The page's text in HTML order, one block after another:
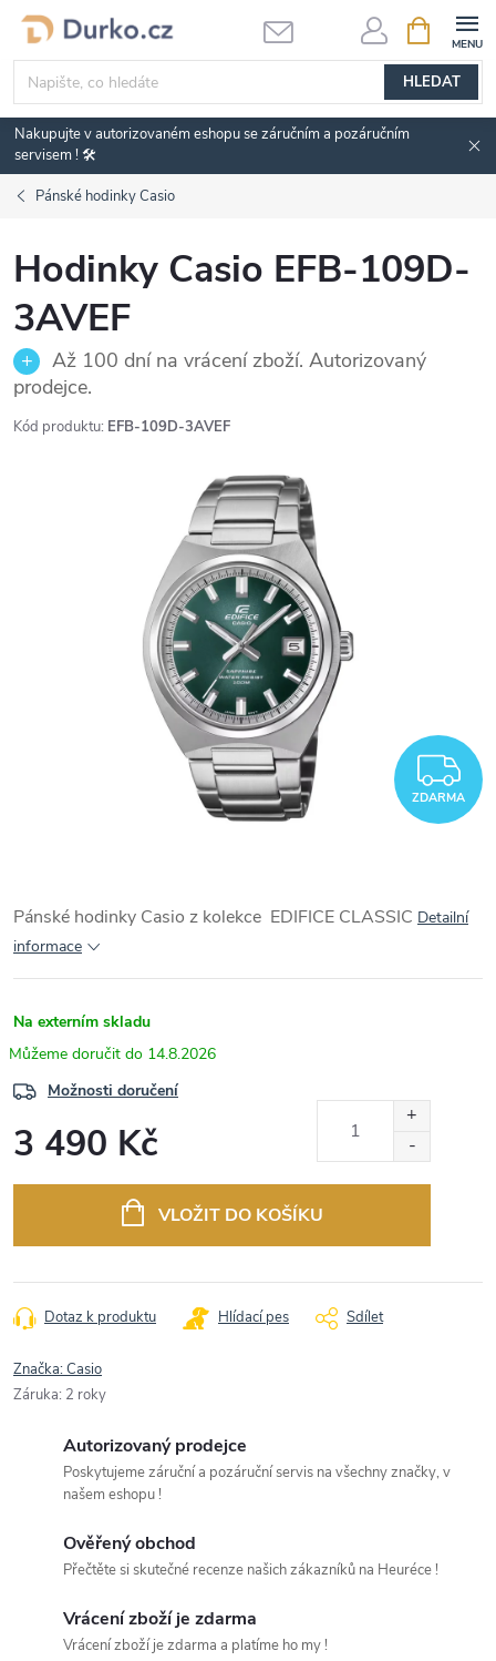
Přejít
obsah
HLEDAT
NÁKUPNÍ
KOŠÍK
Nakupujte v autorizovaném eshopu se záručním a pozáručním
servisem ! 🛠️
Pánské hodinky Casio
Hodinky Casio EFB-109D-
3AVEF
Až 100 dní na vrácení zboží. Autorizovaný
prodejce.
Kód produktu: EFB-109D-3AVEF
ZDARMA
Pánské hodinky Casio z kolekce EDIFICE CLASSIC Detailní
informace
Na externím skladu
14.8.2026
Možnosti doručení
3 490 Kč
VLOŽIT DO KOŠÍKU
Dotaz k produktu Hlídací pes Sdílet
Značka:Casio
Záruka: 2 roky
Autorizovaný prodejce
Poskytujeme záruční a pozáruční servis na všechny značky, v
našem eshopu !
Ověřený obchod
Přečtěte si skutečné recenze našich zákazníků na Heuréce !
Vrácení zboží je zdarma
Vrácení zboží je zdarma a platíme ho my !